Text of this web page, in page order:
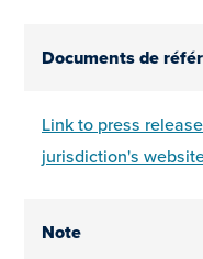
Documents de
Link to press
jurisdiction's
Note